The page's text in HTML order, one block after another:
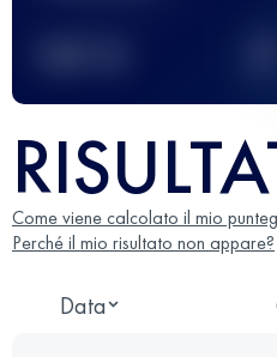
Come viene calcolato il mio
Perché il mio risultato non appare?
Data